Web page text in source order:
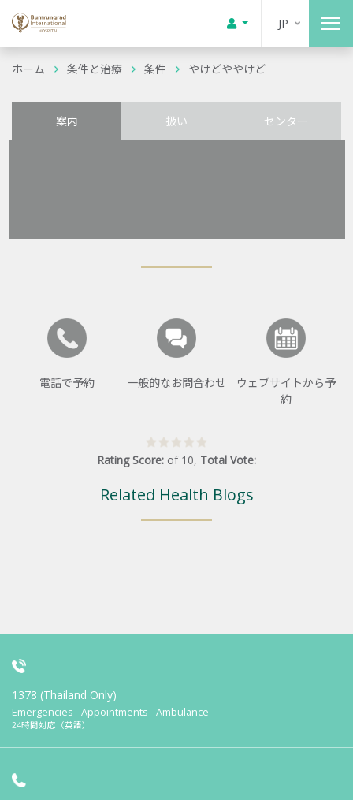
JP
ホーム 条件と治療 条件 やけどややけど
案内 扱い センター
電話で予約 一般的なお問合わせ
ウェブサイトから予
約
Rating Score: of 10, Total Vote:
Related Health Blogs
1378 (Thailand Only)
Emergencies - Appointments - Ambulance
24時間対応（英語）